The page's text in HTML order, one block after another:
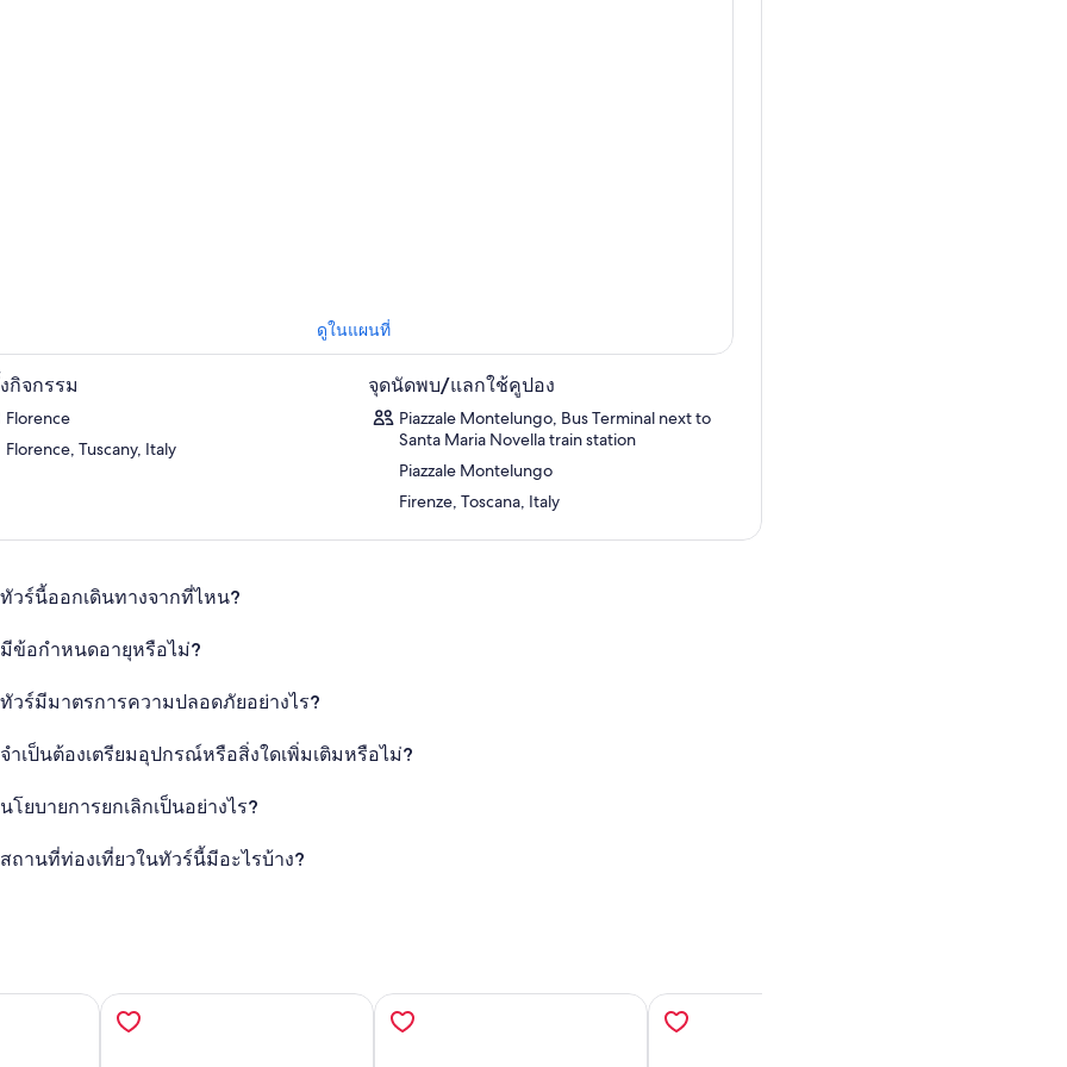
ดูในแผนที่
กิจกรรม
Florence
Florence, Tuscany, Italy
จุดนัดพบ/แลกใช้คูปอง
Piazzale Montelungo, Bus Terminal next to
Santa Maria Novella train station
Piazzale Montelungo
Firenze, Toscana, Italy
ทัวร์นี้ออกเดินทางจากที่ไหน?
มีข้อกำหนดอายุหรือไม่?
ทัวร์มีมาตรการความปลอดภัยอย่างไร?
จำเป็นต้องเตรียมอุปกรณ์หรือสิ่งใดเพิ่มเติมหรือไม่?
นโยบายการยกเลิกเป็นอย่างไร?
สถานที่ท่องเที่ยวในทัวร์นี้มีอะไรบ้าง?